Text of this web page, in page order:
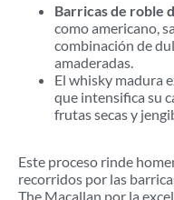
Barricas de roble
como americano,
combinación de
amaderadas.
El whisky madura
que intensifica su
frutas secas y
Este proceso rinde
recorridos por las
The Macallan por la